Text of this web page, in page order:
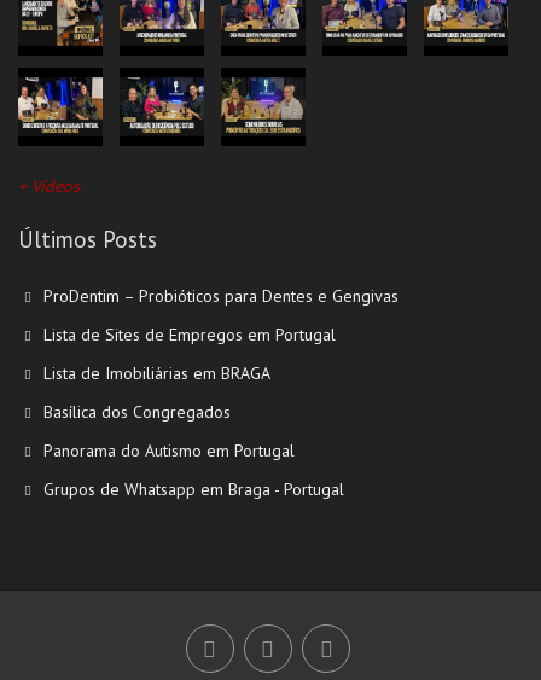
+ Vídeos
Últimos Posts
ProDentim – Probióticos para Dentes e Gengivas
Lista de Sites de Empregos em Portugal
Lista de Imobiliárias em BRAGA
Basílica dos Congregados
Panorama do Autismo em Portugal
Grupos de Whatsapp em Braga - Portugal